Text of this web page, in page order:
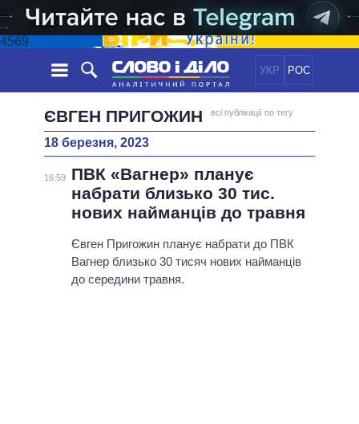
4569
УКР РОС
НОВИНИ
СТРІЧКА
ПОДІЇ
СТАТТІ
ДУМКИ
ОГЛЯДИ
ДАЙДЖЕСТИ
ЕКОНОМІКА
СУСПІЛЬСТВО
СВІТ
ОБIЦЯНКИ
ПОЛIТИКИ
УСІ ПОЛІТИКИ
ПРЕЗИДЕНТ І ОФІС
ВЕРХОВНА РАДА
ІНФОГРАФІКА
ВІДЕО
ПІДТРИМАТИ
ЄВГЕН ПРИГОЖИН всі публікації по тегу
18 березня, 2023
16:59
ПВК «Вагнер» планує
набрати близько 30 тис.
нових найманців до травня
Євген Пригожин планує набрати до ПВК
Вагнер близько 30 тисяч нових найманців
до середини травня.